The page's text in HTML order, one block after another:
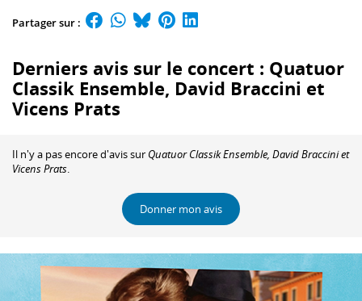
Partager sur :
Derniers avis sur le concert : Quatuor
Classik Ensemble, David Braccini et
Vicens Prats
Il n'y a pas encore d'avis sur Quatuor Classik Ensemble, David Braccini et
Vicens Prats.
Donner mon avis